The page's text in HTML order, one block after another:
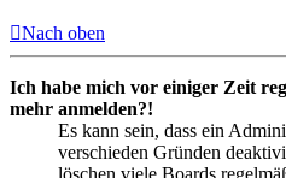
Nach oben
Ich habe mich vor einiger Zeit
mehr anmelden?!
Es kann sein, dass ein
verschieden Gründen
löschen viele Boards